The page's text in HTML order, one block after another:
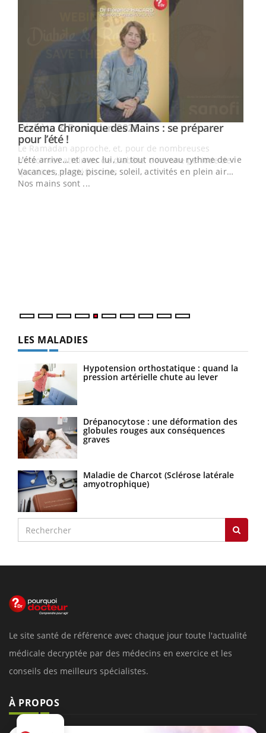
Youtube
Eczéma Chronique des Mains : se préparer
pour l’été !Youtube
L'été arrive… et avec lui, un tout nouveau rythme de vie !
Vacances, plage, piscine, soleil, activités en plein air…
Nos mains sont ...
Youtube
Diabète & Ramadan 2026Youtube
Le Ramadan approche, et, pour de nombreuses
personnes atteintes de diabète, c'est une période de
questions, de défis, mais ...
LES MALADIES
Hypotension orthostatique : quand la
pression artérielle chute au lever
Drépanocytose : une déformation des
globules rouges aux conséquences
graves
Maladie de Charcot (Sclérose latérale
amyotrophique)
Le site santé de référence avec chaque jour toute l'actualité
médicale decryptée par des médecins en exercice et les
conseils des meilleurs spécialistes.
À PROPOS